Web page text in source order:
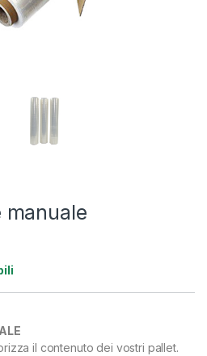
manuale
il contenuto dei vostri pallet.